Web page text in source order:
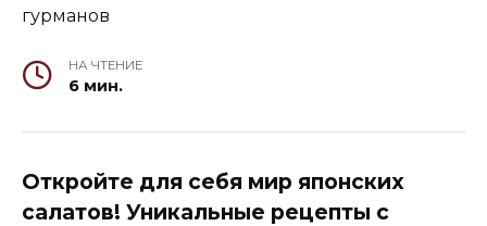
НА ЧТЕНИЕ
6 мин.
Откройте для себя мир японских
салатов! Уникальные рецепты с